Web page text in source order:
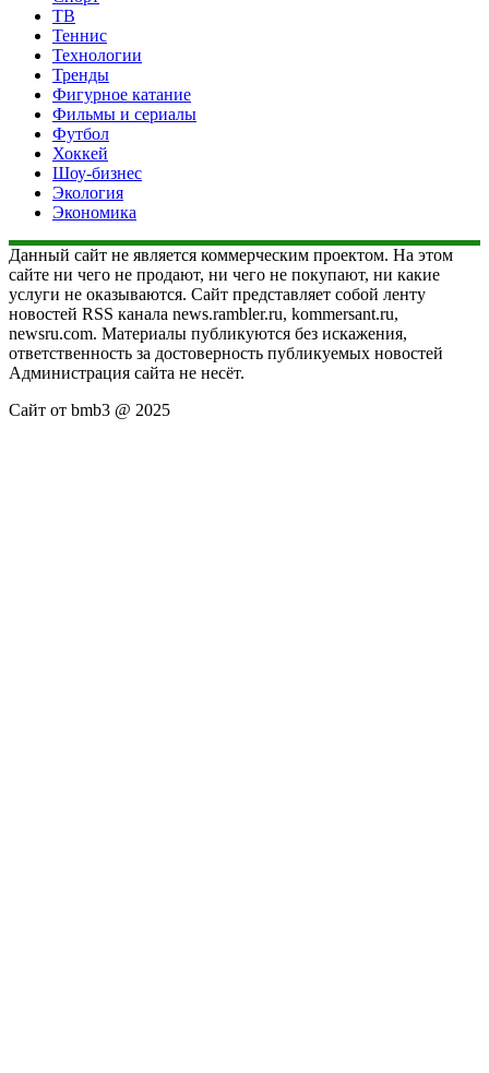
ТВ
Теннис
Технологии
Тренды
Фигурное катание
Фильмы и сериалы
Футбол
Хоккей
Шоу-бизнес
Экология
Экономика
Данный сайт не является коммерческим проектом. На этом
сайте ни чего не продают, ни чего не покупают, ни какие
услуги не оказываются. Сайт представляет собой ленту
новостей RSS канала news.rambler.ru, kommersant.ru,
newsru.com. Материалы публикуются без искажения,
ответственность за достоверность публикуемых новостей
Администрация сайта не несёт.
Сайт от bmb3 @ 2025